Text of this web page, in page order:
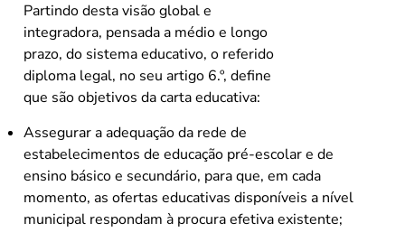
Partindo desta visão global e
integradora, pensada a médio e longo
prazo, do sistema educativo, o referido
diploma legal, no seu artigo 6.º, define
que são objetivos da carta educativa:
Assegurar a adequação da rede de
estabelecimentos de educação pré-escolar e de
ensino básico e secundário, para que, em cada
momento, as ofertas educativas disponíveis a nível
municipal respondam à procura efetiva existente;